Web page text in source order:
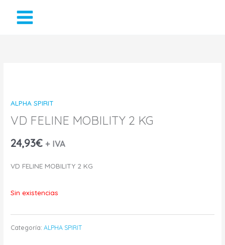
ALPHA SPIRIT
VD FELINE MOBILITY 2 KG
24,93€ + IVA
VD FELINE MOBILITY 2 KG
Sin existencias
Categoría:ALPHA SPIRIT